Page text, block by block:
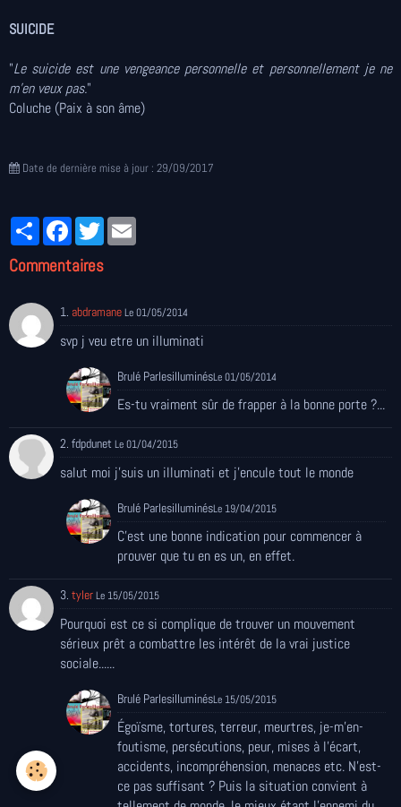
SUICIDE
"Le suicide est une vengeance personnelle et personnellement je ne
m'en veux pas."
Coluche (Paix à son âme)
Date de dernière mise à jour : 29/09/2017
PartagerFacebookTwitter
Commentaires
1. abdramane Le 01/05/2014
svp j veu etre un illuminati
Brulé ParlesilluminésLe 01/05/2014
Es-tu vraiment sûr de frapper à la bonne porte ?...
2. fdpdunet Le 01/04/2015
salut moi j'suis un illuminati et j'encule tout le monde
Brulé ParlesilluminésLe 19/04/2015
C'est une bonne indication pour commencer à
prouver que tu en es un, en effet.
3. tyler Le 15/05/2015
Pourquoi est ce si complique de trouver un mouvement
sérieux prêt a combattre les intérêt de la vrai justice
sociale......
Brulé ParlesilluminésLe 15/05/2015
Égoïsme, tortures, terreur, meurtres, je-m'en-
foutisme, persécutions, peur, mises à l'écart,
accidents, incompréhension, menaces etc. N'est-
ce pas suffisant ? Puis la situation convient à